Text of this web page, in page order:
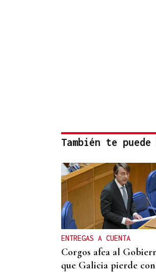
También te
ENTREGAS A CUENTA
Corgos afea al
que Galicia pierde